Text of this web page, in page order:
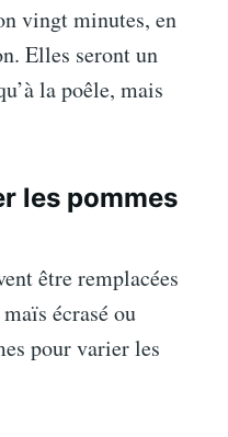
vingt minutes, en
Elles seront un
la poêle, mais
les pommes
être remplacées
écrasé ou
pour varier les